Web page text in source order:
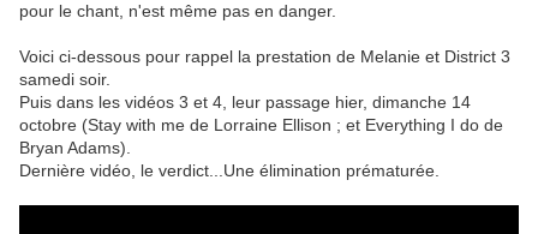
pour le chant, n'est même pas en danger.
Voici ci-dessous pour rappel la prestation de Melanie et District 3
samedi soir.
Puis dans les vidéos 3 et 4, leur passage hier, dimanche 14
octobre (Stay with me de Lorraine Ellison ; et Everything I do de
Bryan Adams).
Dernière vidéo, le verdict...Une élimination prématurée.